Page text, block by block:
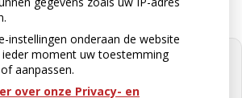
instellingen onderaan de website
moment uw toestemming
aanpassen.
over onze Privacy- en